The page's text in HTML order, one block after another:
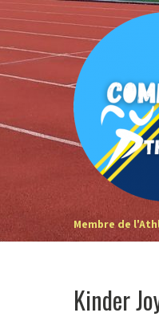
to
content
Membre de
Kinder